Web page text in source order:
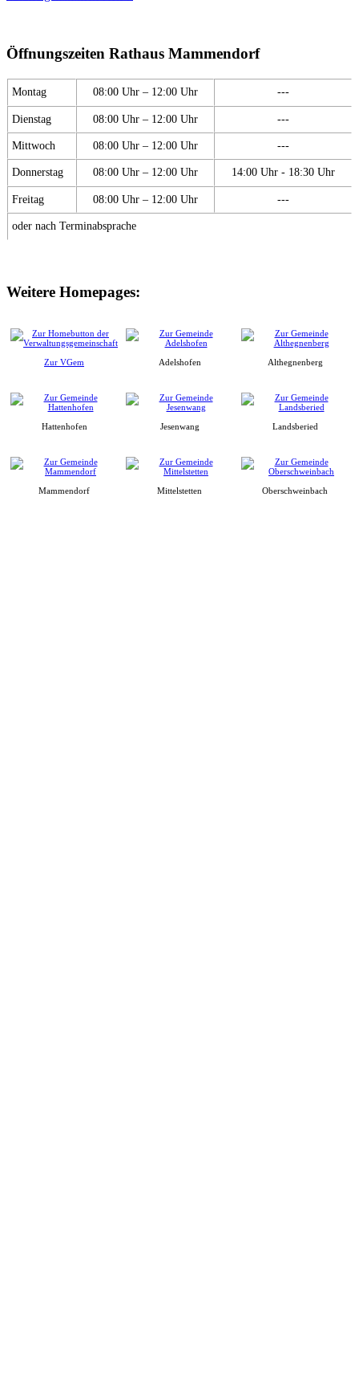
Öffnungszeiten Rathaus Mammendorf
Montag 08:00 Uhr – 12:00 Uhr ---
Dienstag 08:00 Uhr – 12:00 Uhr ---
Mittwoch 08:00 Uhr – 12:00 Uhr ---
Donnerstag 08:00 Uhr – 12:00 Uhr 14:00 Uhr - 18:30 Uhr
Freitag 08:00 Uhr – 12:00 Uhr ---
oder nach Terminabsprache
Weitere Homepages:
Zur VGem Adelshofen Althegnenberg
Hattenhofen Jesenwang Landsberied
Mammendorf Mittelstetten Oberschweinbach